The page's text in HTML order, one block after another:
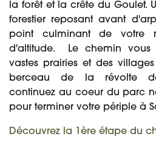
la forêt et la crête du Goulet.
forestier reposant avant
point culminant de votre
d'altitude. Le chemin vous
vastes prairies et des
berceau de la révolte
continuez au coeur du parc
pour terminer votre périple à
Découvrez la 1ère étape du